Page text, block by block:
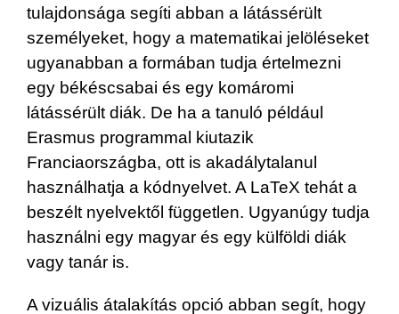
tulajdonsága segíti abban a látássérült
személyeket, hogy a matematikai jelöléseket
ugyanabban a formában tudja értelmezni
egy békéscsabai és egy komáromi
látássérült diák. De ha a tanuló például
Erasmus programmal kiutazik
Franciaországba, ott is akadálytalanul
használhatja a kódnyelvet. A LaTeX tehát a
beszélt nyelvektől független. Ugyanúgy tudja
használni egy magyar és egy külföldi diák
vagy tanár is.
A vizuális átalakítás opció abban segít, hogy